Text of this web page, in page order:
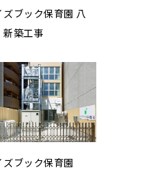
ズブック保育園 八
築工事
ズブック保育園